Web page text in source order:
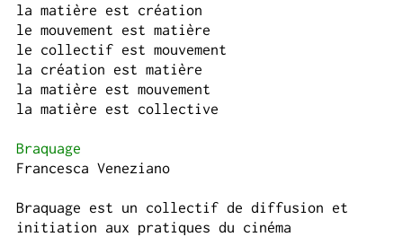
la matière est création
le mouvement est matière
le collectif est mouvement
la création est matière
la matière est mouvement
la matière est collective
Braquage
Francesca Veneziano
Braquage est un collectif de diffusion et
initiation aux pratiques du cinéma